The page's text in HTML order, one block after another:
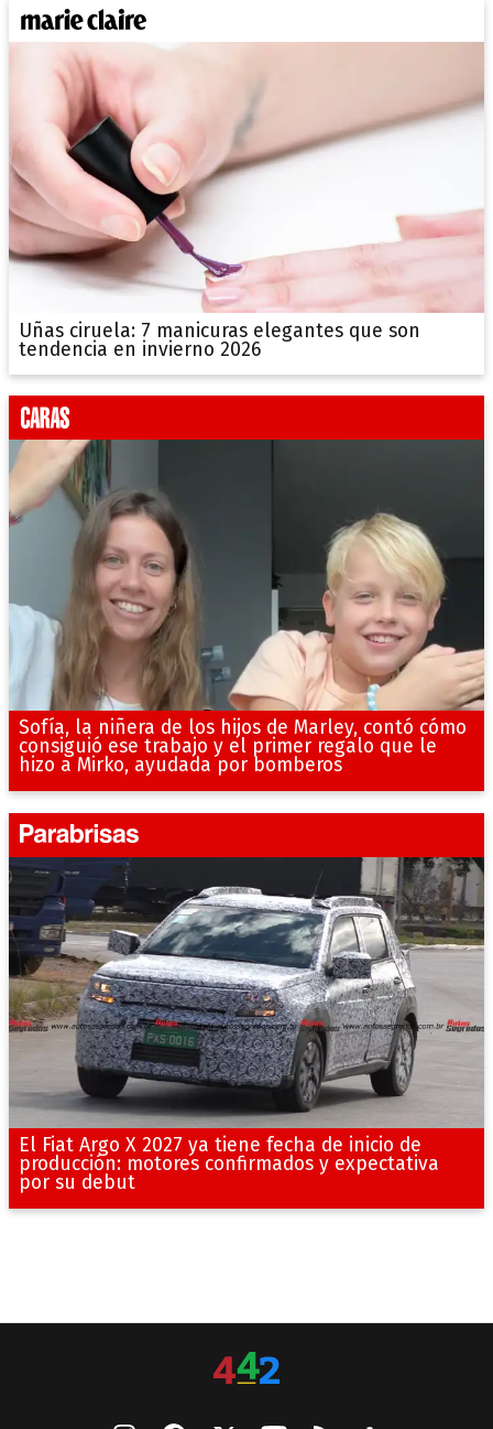
Uñas ciruela: 7 manicuras elegantes que son
tendencia en invierno 2026
Sofía, la niñera de los hijos de Marley, contó cómo
consiguió ese trabajo y el primer regalo que le
hizo a Mirko, ayudada por bomberos
El Fiat Argo X 2027 ya tiene fecha de inicio de
producción: motores confirmados y expectativa
por su debut